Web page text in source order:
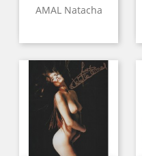
AMAL Natacha